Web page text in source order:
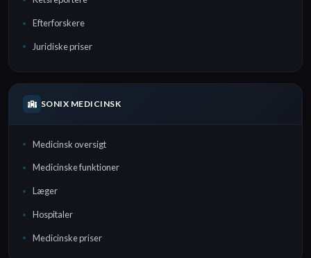
Efterforskere
Juridiske priser
SONIX MEDICINSK
Medicinsk oversigt
Medicinske funktioner
Læger
Hospitaler
Medicinske priser